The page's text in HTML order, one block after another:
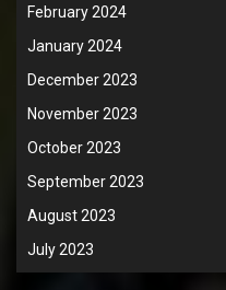
February 2024
January 2024
December 2023
November 2023
October 2023
September 2023
August 2023
July 2023